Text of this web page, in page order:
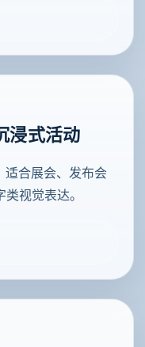
浸式活动
适合展会、发布会
视觉表达。